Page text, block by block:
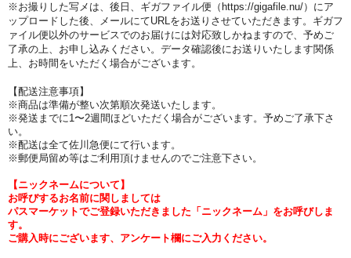
※お撮りした写メは、後日、ギガファイル便（https://gigafile.nu/）にア
ップロードした後、メールにてURLをお送りさせていただきます。ギガフ
ァイル便以外のサービスでのお届けには対応致しかねますので、予めご
了承の上、お申し込みください。データ確認後にお送りいたします関係
上、お時間をいただく場合がございます。
【配送注意事項】
※商品は準備が整い次第順次発送いたします。
※発送までに1〜2週間ほどいただく場合がございます。予めご了承下さ
い。
※配送は全て佐川急便にて行います。
※郵便局留め等はご利用頂けませんのでご注意下さい。
【ニックネームについて】
お呼びするお名前に関しましては
パスマーケットでご登録いただきました「ニックネーム」をお呼びしま
す。
ご購入時にございます、アンケート欄にご入力ください。